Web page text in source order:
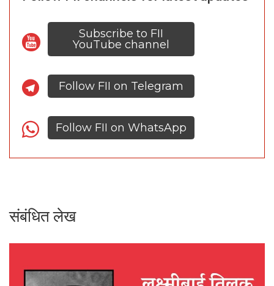
Subscribe to FII
YouTube channel
Follow FII on Telegram
Follow FII on WhatsApp
संबंधित लेख